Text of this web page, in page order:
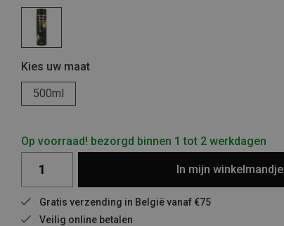
Kies uw maat
500ml
Op voorraad! bezorgd binnen 1 tot 2 werkdagen
In mijn winkelmandje
Gratis verzending in België vanaf €75
Veilig online betalen